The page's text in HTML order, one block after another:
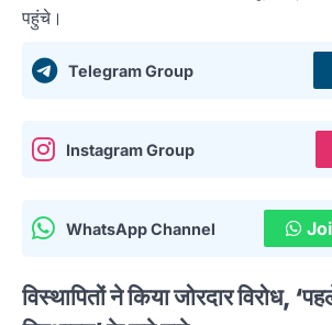
पहुंचे।
Telegram Group
Instagram Group
WhatsApp Channel
विस्थापितों ने किया जोरदार विरोध,